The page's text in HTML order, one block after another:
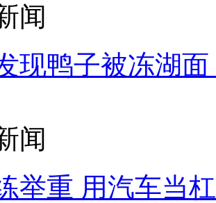
闻
现鸭子被冻湖
闻
举重 用汽车当